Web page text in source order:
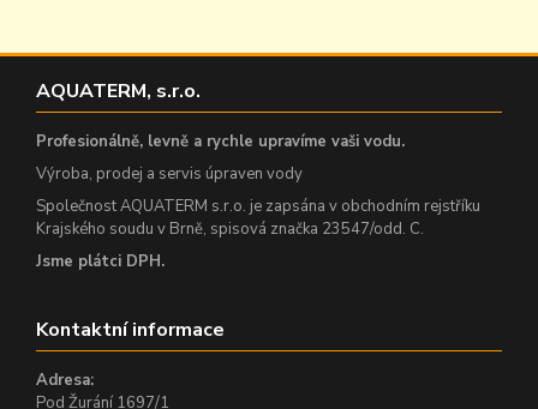
AQUATERM, s.r.o.
Profesionálně, levně a rychle upravíme vaši vodu.
Výroba, prodej a servis úpraven vody
Společnost AQUATERM s.r.o. je zapsána v obchodním rejstříku
Krajského soudu v Brně, spisová značka 23547/odd. C.
Jsme plátci DPH.
Kontaktní informace
Adresa:
Pod Žurání 1697/1